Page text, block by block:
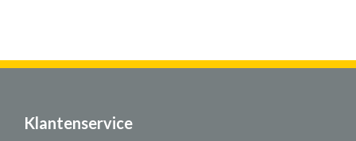
Klantenservice